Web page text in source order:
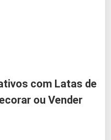
com Latas de
ou Vender